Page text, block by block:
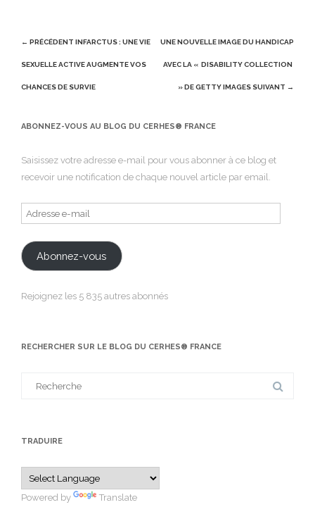
Post
navigation
← PRÉCÉDENT INFARCTUS : UNE VIE
SEXUELLE ACTIVE AUGMENTE VOS
CHANCES DE SURVIE
UNE NOUVELLE IMAGE DU HANDICAP
AVEC LA « DISABILITY COLLECTION
» DE GETTY IMAGES SUIVANT →
ABONNEZ-VOUS AU BLOG DU CERHES® FRANCE
Saisissez votre adresse e-mail pour vous abonner à ce blog et
recevoir une notification de chaque nouvel article par email.
Adresse
e-
mail
Abonnez-vous
Rejoignez les 5 835 autres abonnés
RECHERCHER SUR LE BLOG DU CERHES® FRANCE
TRADUIRE
Powered by Translate